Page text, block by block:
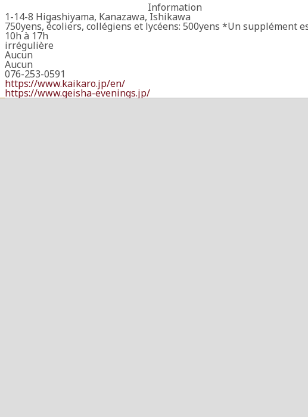
Information
1-14-8 Higashiyama, Kanazawa, Ishikawa
750yens, écoliers, collégiens et lycéens: 500yens *Un supplément
10h à 17h
irrégulière
Aucun
Aucun
076-253-0591
https://www.kaikaro.jp/en/
https://www.geisha-evenings.jp/